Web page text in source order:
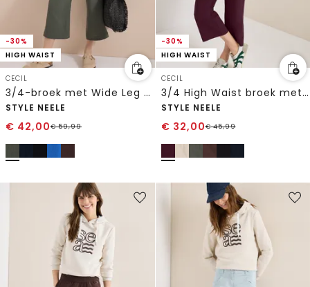
-30%
HIGH WAIST
CECIL
3/4-broek met Wide Leg pijpen van mousseline
STYLE NEELE
€ 42,00€59,99
-30%
HIGH WAIST
CECIL
3/4 High Waist broek met wijde pijpen in Loose Fit
STYLE NEELE
€ 32,00€45,99